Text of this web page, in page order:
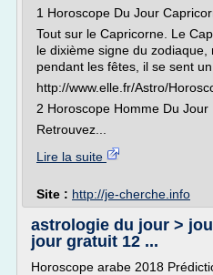
1 Horoscope Du Jour
Tout sur le Capricorne. Le
le dixième signe du
pendant les fêtes, il se sent
http://www.elle.fr/Astro/
2 Horoscope Homme Du Jour
Retrouvez...
Lire la suite
Site : http://je-cherche.info
astrologie du jour >
jour gratuit 12 ...
Horoscope arabe 2018